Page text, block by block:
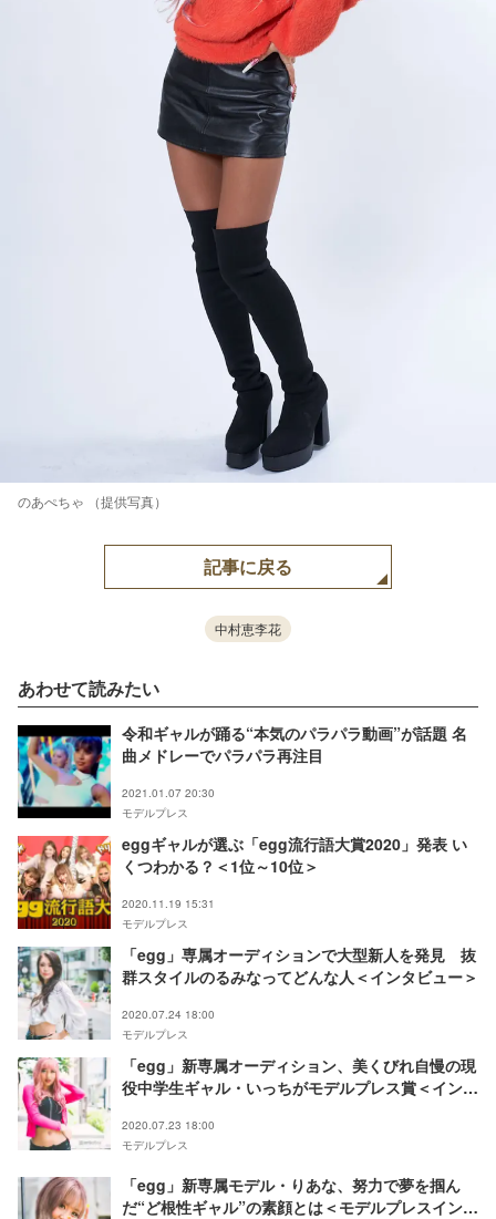
のあぺちゃ （提供写真）
記事に戻る
中村恵李花
あわせて読みたい
令和ギャルが踊る“本気のパラパラ動画”が話題 名
曲メドレーでパラパラ再注目
2021.01.07 20:30
モデルプレス
eggギャルが選ぶ「egg流行語大賞2020」発表 い
くつわかる？＜1位～10位＞
2020.11.19 15:31
モデルプレス
「egg」専属オーディションで大型新人を発見 抜
群スタイルのるみなってどんな人＜インタビュー＞
2020.07.24 18:00
モデルプレス
「egg」新専属オーディション、美くびれ自慢の現
役中学生ギャル・いっちがモデルプレス賞＜インタ
2020.07.23 18:00
モデルプレス
「egg」新専属モデル・りあな、努力で夢を掴ん
だ“ど根性ギャル”の素顔とは＜モデルプレスインタ